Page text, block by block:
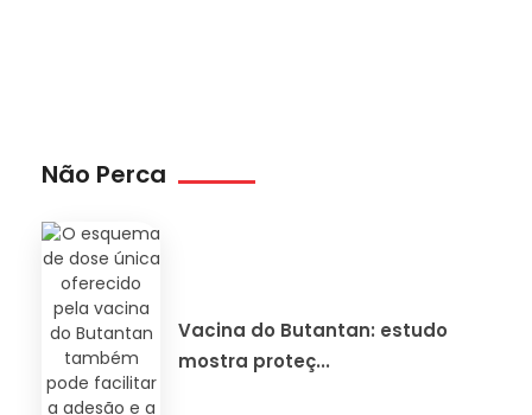
Não Perca
Vacina do Butantan: estudo
mostra proteç...